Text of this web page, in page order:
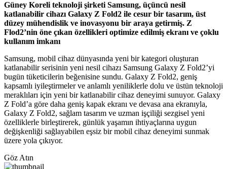
Güney Koreli teknoloji şirketi Samsung, üçüncü nesil
katlanabilir cihazı Galaxy Z Fold2 ile cesur bir tasarım, üst
düzey mühendislik ve inovasyonu bir araya getirmiş. Z
Flod2’nin öne çıkan özellikleri optimize edilmiş ekranı ve çoklu
kullanım imkanı
Samsung, mobil cihaz dünyasında yeni bir kategori oluşturan
katlanabilir serisinin yeni nesil cihazı Samsung Galaxy Z Fold2’yi
bugün tüketicilerin beğenisine sundu. Galaxy Z Fold2, geniş
kapsamlı iyileştirmeler ve anlamlı yeniliklerle dolu ve üstün teknoloji
meraklıları için yeni bir katlanabilir cihaz deneyimi sunuyor. Galaxy
Z Fold’a göre daha geniş kapak ekranı ve devasa ana ekranıyla,
Galaxy Z Fold2, sağlam tasarım ve uzman işçiliği sezgisel yeni
özelliklerle birleştirerek, günlük yaşamın ihtiyaçlarına uygun
değişkenliği sağlayabilen eşsiz bir mobil cihaz deneyimi sunmak
üzere yola çıkıyor.
Göz Atın